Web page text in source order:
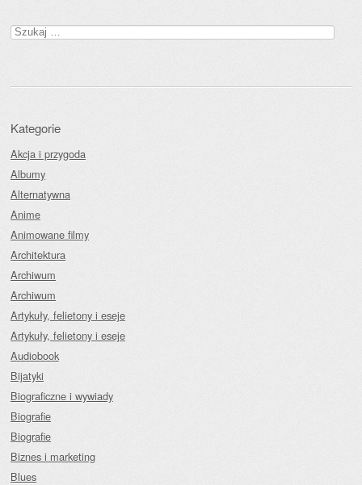
Szukaj:
Kategorie
Akcja i przygoda
Albumy
Alternatywna
Anime
Animowane filmy
Architektura
Archiwum
Archiwum
Artykuły, felietony i eseje
Artykuły, felietony i eseje
Audiobook
Bijatyki
Biograficzne i wywiady
Biografie
Biografie
Biznes i marketing
Blues